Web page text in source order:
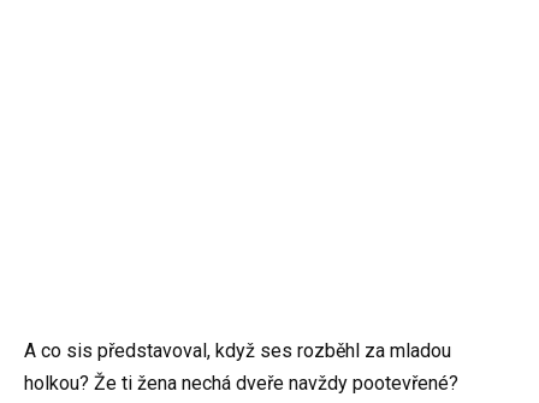
A co sis představoval, když ses rozběhl za mladou
holkou? Že ti žena nechá dveře navždy pootevřené?